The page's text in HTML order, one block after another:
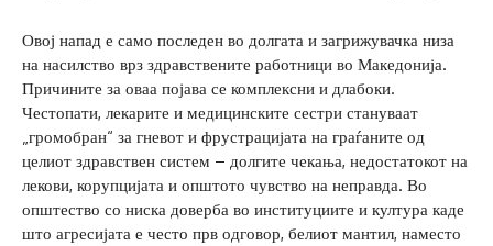
Овој напад е само последен во долгата и загрижувачка низа
на насилство врз здравствените работници во Македонија.
Причините за оваа појава се комплексни и длабоки.
Честопати, лекарите и медицинските сестри стануваат
„громобран“ за гневот и фрустрацијата на граѓаните од
целиот здравствен систем – долгите чекања, недостатокот на
лекови, корупцијата и општото чувство на неправда. Во
општество со ниска доверба во институциите и култура каде
што агресијата е често прв одговор, белиот мантил, наместо